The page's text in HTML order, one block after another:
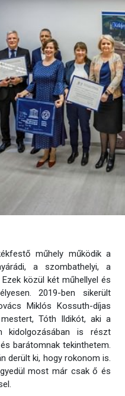
műhely működik a
a szombathelyi, a
közül két műhellyel és
2019-ben sikerült
Miklós Kossuth-díjas
Tóth Ildikót, aki a
kidolgozásában is részt
barátomnak tekinthetem.
derült ki, hogy rokonom is.
most már csak ő és